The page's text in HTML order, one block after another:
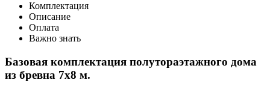
Комплектация
Описание
Оплата
Важно знать
Базовая комплектация полутораэтажного дома
из бревна 7х8 м.